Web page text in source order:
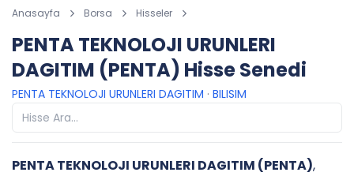
Anasayfa Borsa Hisseler
PENTA TEKNOLOJI URUNLERI
DAGITIM (PENTA) Hisse Senedi
PENTA TEKNOLOJI URUNLERI DAGITIM · BILISIM
PENTA TEKNOLOJI URUNLERI DAGITIM (PENTA),